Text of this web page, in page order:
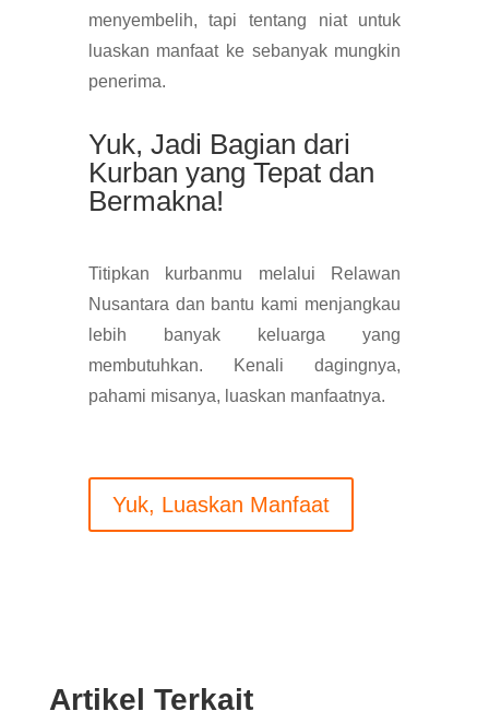
menyembelih, tapi tentang niat untuk
luaskan manfaat ke sebanyak mungkin
penerima.
Yuk, Jadi Bagian dari
Kurban yang Tepat dan
Bermakna!
Titipkan kurbanmu melalui Relawan
Nusantara dan bantu kami menjangkau
lebih banyak keluarga yang
membutuhkan. Kenali dagingnya,
pahami misanya, luaskan manfaatnya.
Yuk, Luaskan Manfaat
Artikel Terkait